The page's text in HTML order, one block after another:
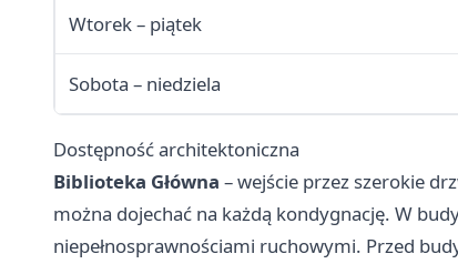
Wtorek – piątek
Sobota – niedziela
Dostępność architektoniczna
Biblioteka Główna – wejście przez szerokie
można dojechać na każdą kondygnację. W
niepełnosprawnościami ruchowymi. Przed